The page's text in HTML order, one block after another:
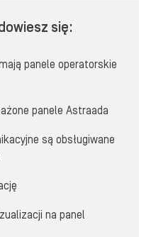
się:
panele operatorskie
panele Astraada
są obsługiwane
na panel